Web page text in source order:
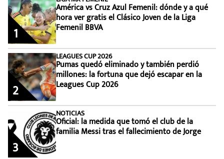
América vs Cruz Azul Femenil: dónde y a qué
hora ver gratis el Clásico Joven de la Liga
Femenil BBVA
1
LEAGUES CUP 2026
Pumas quedó eliminado y también perdió
millones: la fortuna que dejó escapar en la
Leagues Cup 2026
2
NOTICIAS
Oficial: la medida que tomó el club de la
familia Messi tras el fallecimiento de Jorge
3